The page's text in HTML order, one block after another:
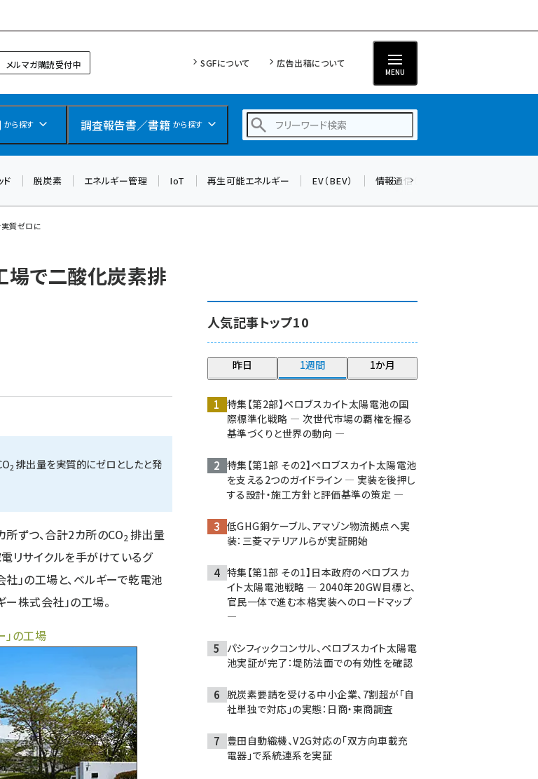
メルマガ購読受付中 SGFについて 広告出稿について
MENU
から探す 調査報告書／書籍 から探す
ngn (280)
大串 (223)
aitras (186)
タンデム (150)
ド 脱炭素 エネルギー管理 IoT 再生可能エネルギー EV（BEV） 情報通信（ICT）
実質ゼロに
場で二酸化炭素排
2 排出量を実質的にゼロとしたと発
ずつ、合計2カ所のCO2 排出量
リサイクルを手がけているグ
」の工場と、ベルギーで乾電池
株式会社」の工場。
の工場
人気記事トップ10
昨日 1週間 1か月
特集【第2部】ペロブスカイト太陽電池の国
際標準化戦略 ― 次世代市場の覇権を握る
基準づくりと世界の動向 ―
特集【第1部 その2】ペロブスカイト太陽電池
を支える2つのガイドライン ― 実装を後押し
する設計・施工方針と評価基準の策定 ―
低GHG銅ケーブル、アマゾン物流拠点へ実
装：三菱マテリアルらが実証開始
特集【第1部 その1】日本政府のペロブスカ
イト太陽電池戦略 ― 2040年20GW目標と、
官民一体で進む本格実装へのロードマップ
―
パシフィックコンサル、ペロブスカイト太陽電
池実証が完了：堤防法面での有効性を確認
脱炭素要請を受ける中小企業、7割超が「自
社単独で対応」の実態：日商・東商調査
豊田自動織機、V2G対応の「双方向車載充
電器」で系統連系を実証